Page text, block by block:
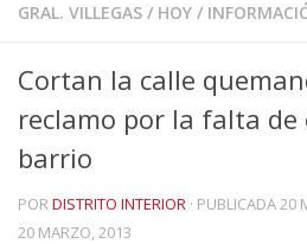
GRAL. VILLEGAS / HOY /
Cortan la calle
reclamo por la falta de
barrio
PORDISTRITO INTERIOR · PUBLICADA20
20 MARZO, 2013